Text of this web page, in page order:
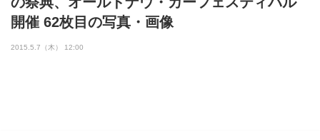
開催 62枚目の写真・画像
2015.5.7（木） 12:00